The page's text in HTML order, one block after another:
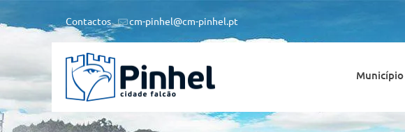
Contactos cm-pinhel@cm-pinhel.pt
Município